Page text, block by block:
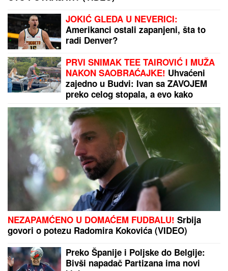
BLOKADERI IMAJU "REZERVNE" KANDIDATE!
Šok
otkriće Vučićevića: Jedne izbacuju, druge drže u
rezervi - Ovo je spisak (FOTO/VIDEO)